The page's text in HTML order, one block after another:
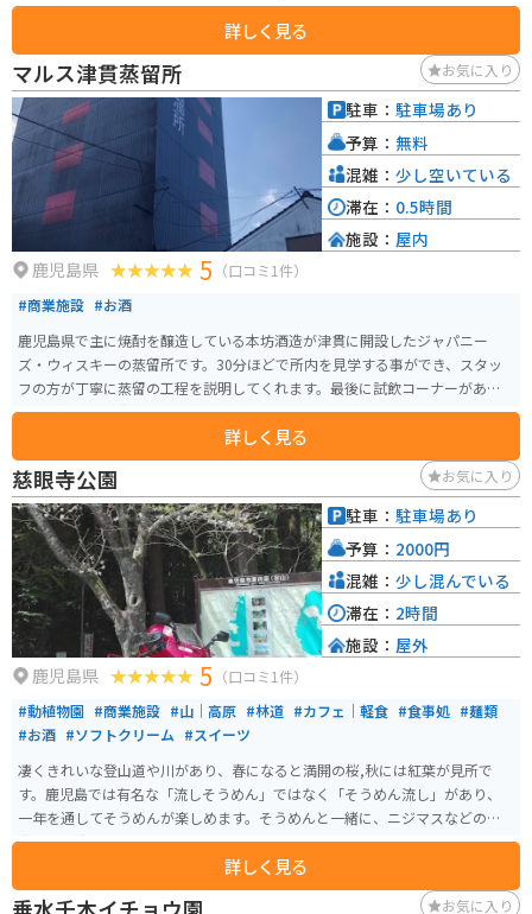
ン、足湯施設などがあり、ドライブの休憩スポットとして最適です。特に、鹿
児島県産の黒豚を使った「黒豚とんかつ」や、地元で水揚げされた新鮮な魚
介類を使った海鮮丼が人気です。 バイクで訪れる場合、道の駅には広々とし
た駐車場が完備されているので安心です。周辺には、雄大な桜島を間近に見
ることができる観光スポットや、風光明媚な海岸線沿いを走るシーサイドロ
ードなど、ツーリングに最適なルートが豊富にあります。道の駅で休憩しなが
ら、鹿児島の雄大な自然を満喫してみてはいかがでしょうか。
詳しく見る
マルス津貫蒸留所 お気に入り
鹿児島県 5 （口コミ1件）
#商業施設 #お酒
鹿児島県で主に焼酎を醸造している本坊酒造が津貫に開設したジャパニー
ズ・ウィスキーの蒸留所です。30分ほどで所内を見学する事ができ、スタッ
フの方が丁寧に蒸留の工程を説明してくれます。最後に試飲コーナーがあり
ますが、これは有料です。
詳しく見る
駐車： 駐車場あり
予算： 無料
混雑： 少し空いている
滞在： 0.5時間
施設： 屋内
慈眼寺公園 お気に入り
鹿児島県 5 （口コミ1件）
#動植物園 #商業施設 #山｜高原 #林道 #カフェ｜軽食 #食事処 #麺類
#お酒 #ソフトクリーム #スイーツ
凄くきれいな登山道や川があり、春になると満開の桜,秋には紅葉が見所で
す。鹿児島では有名な「流しそうめん」ではなく「そうめん流し」があり、
一年を通してそうめんが楽しめます。そうめんと一緒に、ニジマスなどの清
流にしか生息しない魚も楽しめます。
詳しく見る
駐車： 駐車場あり
予算： 2000円
混雑： 少し混んでいる
滞在： 2時間
施設： 屋外
お気に入り